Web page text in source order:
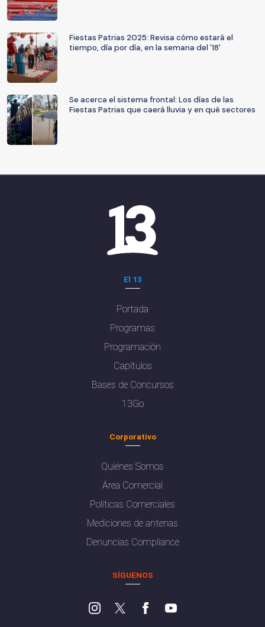
Fiestas Patrias 2025: Revisa cómo estará el
tiempo, día por día, en la semana del '18'
Se acerca el sistema frontal: Los días de las
Fiestas Patrias que caerá lluvia y en qué sectores
El 13
Portada
Programas
Programación
Capítulos
Bases de Concursos
13Go
Corporativo
Quiénes Somos
Área Comercial
Políticas Comerciales
Mediciones de antenas
Denuncias Compliance
SÍGUENOS